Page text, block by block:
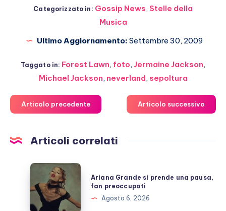
Categorizzato in: Gossip News, Stelle della
Musica
Ultimo Aggiornamento: Settembre 30, 2009
Taggato in: Forest Lawn, foto,Jermaine Jackson,
Michael Jackson, neverland, sepoltura
Articolo precedente Articolo successivo
Articoli correlati
Ariana
Grande
si
prende
Ariana Grande si prende una pausa,
fan preoccupati
Agosto 6, 2026